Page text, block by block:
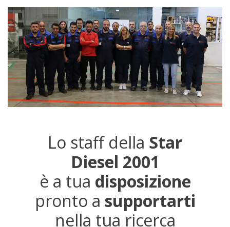
Lo staff della Star
Diesel 2001
è a tua disposizione
pronto a supportarti
nella tua ricerca